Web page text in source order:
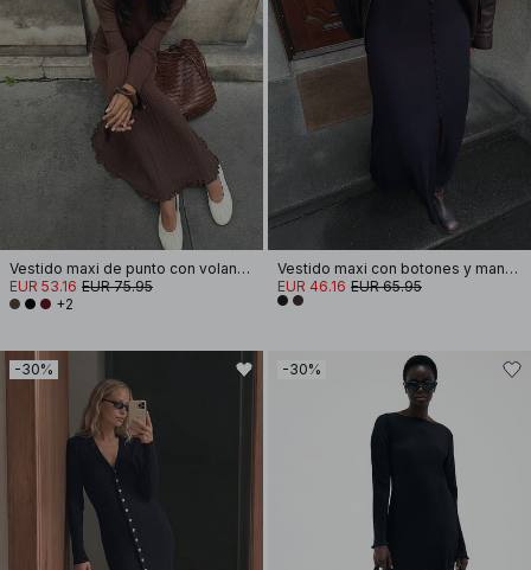
Vestido maxi de punto con volantes y cuello redondo
EUR 53.16 EUR 75.95
+2
Vestido maxi con botones y mangas abullonadas
EUR 46.16 EUR 65.95
-30% -30%